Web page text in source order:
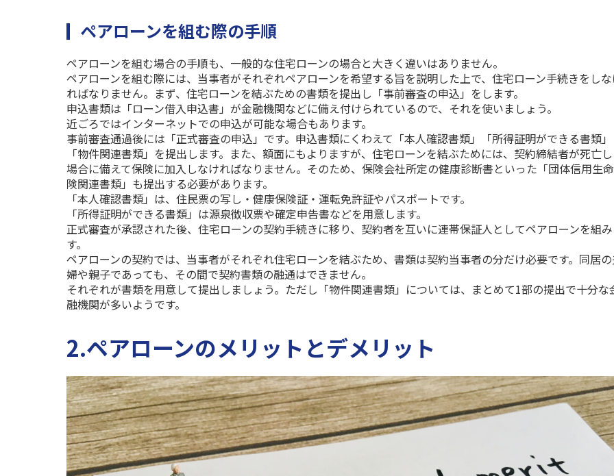
ペアローンを組む際の手順
ペアローンを組む場合の手順も、一般的な住宅ローンの場合と大きく違いはありません。
ペアローンを組む際には、当事者がそれぞれペアローンを希望する旨を説明した上で、住宅ローン手続きをし
ればなりません。まず、住宅ローンを結ぶための書類を提出し「事前審査の申込」をします。
申込書類は「ローン借入申込書」が金融機関などに備え付けられているので、それを使いましょう。
近ごろではインターネットでの申込が可能な場合もあります。
事前審査通過後には「正式審査の申込」です。申込書類にくわえて「本人確認書類」「所得証明ができる書類」
「物件関連書類」を提出します。また、額面にもよりますが、住宅ローンを結ぶためには、契約締結者が死亡
場合に備えて保険に加入しなければなりません。そのため、保険会社所定の健康診断書といった「団体信用生
険関連書類」も提出する必要があります。
「本人確認書類」は、住民票の写し・健康保険証・運転免許証やパスポートです。
「所得証明ができる書類」は源泉徴収票や確定申告書などを用意します。
正式審査が承認された後、住宅ローンの契約手続きに移り、契約者を互いに連帯保証人としてペアローンを組
す。
ペアローンの契約では、当事者がそれぞれ住宅ローンを結ぶため、書類は契約当事者の分だけ必要です。同居
婦や親子であっても、その間で契約書類の融通はできません。
それぞれが書類を用意して提出しましょう。ただし「物件関連書類」については、まとめて1部の提出で十分な
融機関が多いようです。
2.ペアローンのメリットとデメリット